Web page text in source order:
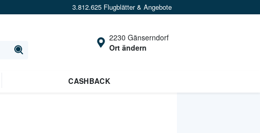
3.812.625 Flugblätter & Angebote
2230 Gänserndorf
Ort ändern
CASHBACK